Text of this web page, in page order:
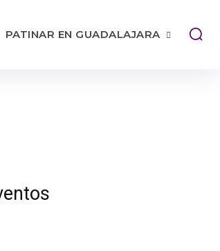
PATINAR EN GUADALAJARA